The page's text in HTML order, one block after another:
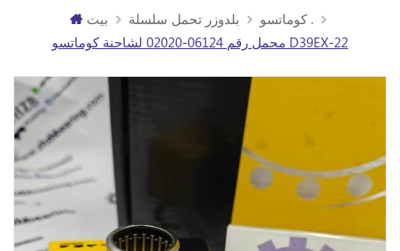
بيت بلدوزر تحمل سلسلة
كوماتسو .
محمل رقم 06124-02020 لشاحنة كوماتسو D39EX-22